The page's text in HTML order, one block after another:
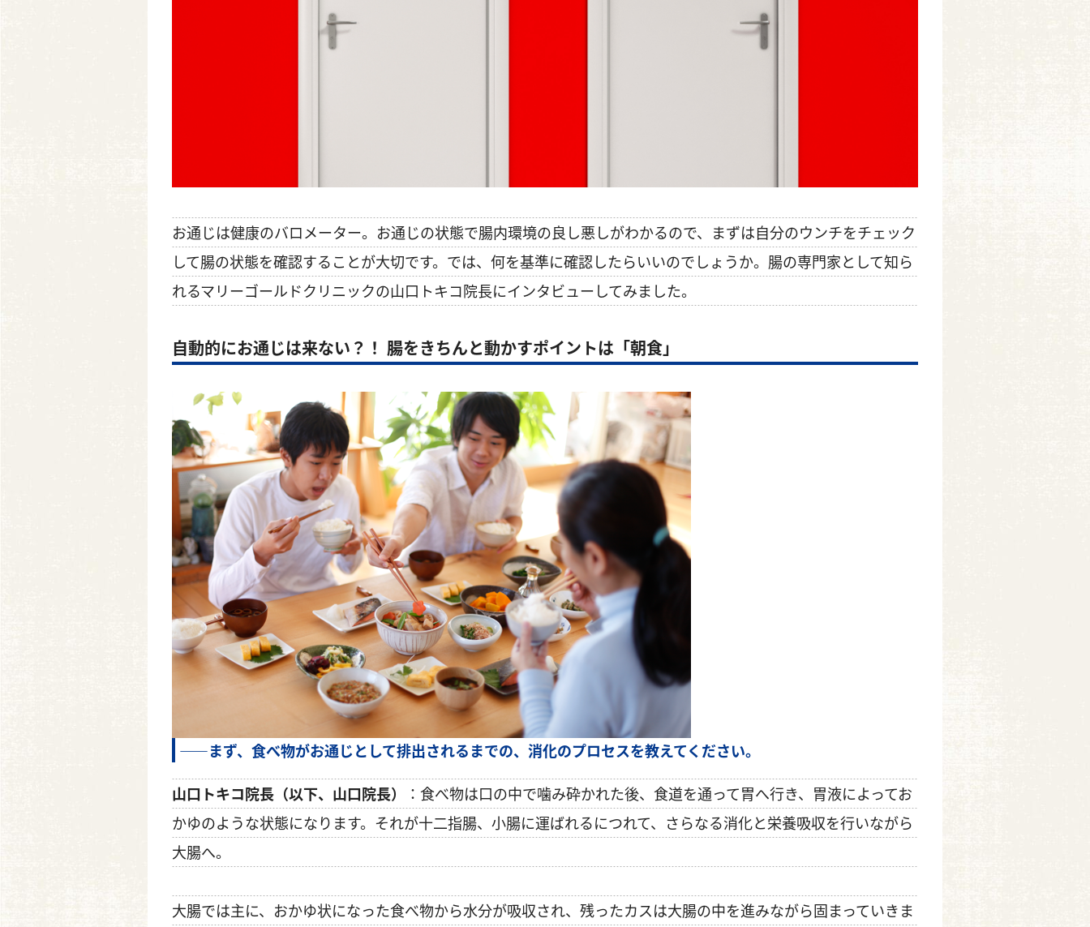
お通じは健康のバロメーター。お通じの状態で腸内環境の良し悪しがわかるので、まずは自分のウンチをチェック
して腸の状態を確認することが大切です。では、何を基準に確認したらいいのでしょうか。腸の専門家として知ら
れるマリーゴールドクリニックの山口トキコ院長にインタビューしてみました。
自動的にお通じは来ない？！ 腸をきちんと動かすポイントは「朝食」
――まず、食べ物がお通じとして排出されるまでの、消化のプロセスを教えてください。
山口トキコ院長（以下、山口院長）
：食べ物は口の中で噛み砕かれた後、食道を通って胃へ行き、胃液によってお
かゆのような状態になります。それが十二指腸、小腸に運ばれるにつれて、さらなる消化と栄養吸収を行いながら
大腸へ。
大腸では主に、おかゆ状になった食べ物から水分が吸収され、残ったカスは大腸の中を進みながら固まっていきま